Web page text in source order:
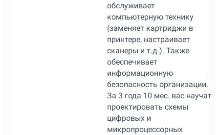
обслуживает
компьютерную технику
(заменяет картриджи в
принтере, настраивает
сканеры и т.д.). Также
обеспечивает
информационную
безопасность организации.
За 3 года 10 мес. вас научат
проектировать схемы
цифровых и
микропроцессорных